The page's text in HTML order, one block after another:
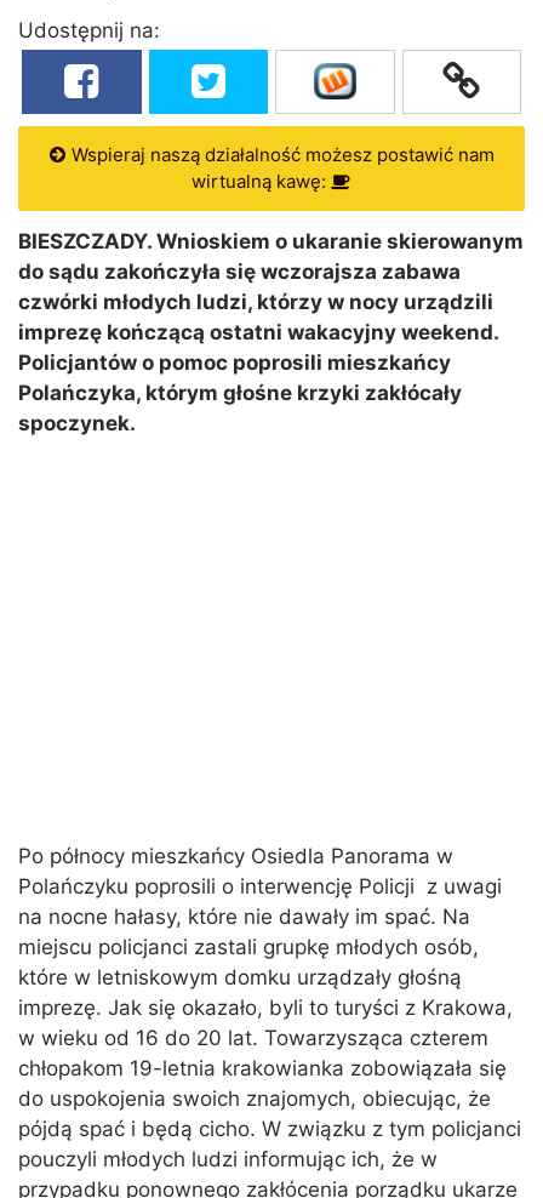
Udostępnij na:
Wspieraj naszą działalność możesz postawić nam
wirtualną kawę:
BIESZCZADY. Wnioskiem o ukaranie skierowanym
do sądu zakończyła się wczorajsza zabawa
czwórki młodych ludzi, którzy w nocy urządzili
imprezę kończącą ostatni wakacyjny weekend.
Policjantów o pomoc poprosili mieszkańcy
Polańczyka, którym głośne krzyki zakłócały
spoczynek.
Po północy mieszkańcy Osiedla Panorama w
Polańczyku poprosili o interwencję Policji z uwagi
na nocne hałasy, które nie dawały im spać. Na
miejscu policjanci zastali grupkę młodych osób,
które w letniskowym domku urządzały głośną
imprezę. Jak się okazało, byli to turyści z Krakowa,
w wieku od 16 do 20 lat. Towarzysząca czterem
chłopakom 19-letnia krakowianka zobowiązała się
do uspokojenia swoich znajomych, obiecując, że
pójdą spać i będą cicho. W związku z tym policjanci
pouczyli młodych ludzi informując ich, że w
przypadku ponownego zakłócenia porządku ukarze